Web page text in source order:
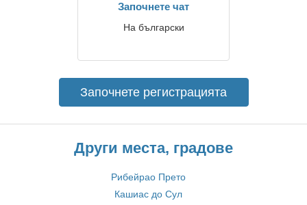
Започнете чат
На български
Започнете регистрацията
Други места, градове
Рибейрао Прето
Кашиас до Сул